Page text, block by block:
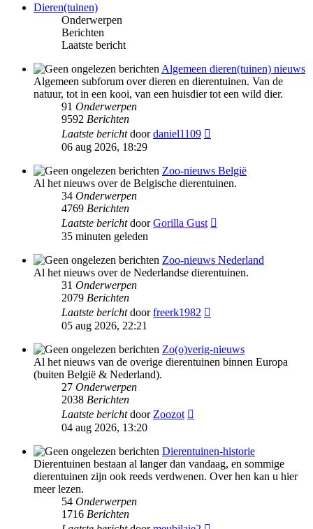
Dieren(tuinen)
Onderwerpen
Berichten
Laatste bericht
Algemeen dieren(tuinen) nieuws
Algemeen subforum over dieren en dierentuinen. Van de
natuur, tot in een kooi, van een huisdier tot een wild dier.
91 Onderwerpen
9592 Berichten
Laatste berichtdoordaniel1109
06 aug 2026, 18:29
Zoo-nieuws België
Al het nieuws over de Belgische dierentuinen.
34 Onderwerpen
4769 Berichten
Laatste berichtdoorGorilla Gust
35 minuten geleden
Zoo-nieuws Nederland
Al het nieuws over de Nederlandse dierentuinen.
31 Onderwerpen
2079 Berichten
Laatste berichtdoorfreerk1982
05 aug 2026, 22:21
Zo(o)verig-nieuws
Al het nieuws van de overige dierentuinen binnen Europa
(buiten België & Nederland).
27 Onderwerpen
2038 Berichten
Laatste berichtdoor Zoozot
04 aug 2026, 13:20
Dierentuinen-historie
Dierentuinen bestaan al langer dan vandaag, en sommige
dierentuinen zijn ook reeds verdwenen. Over hen kan u hier
meer lezen.
54 Onderwerpen
1716 Berichten